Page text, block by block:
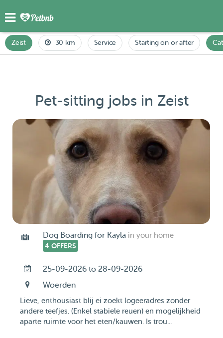
Zeist 30 km Service Starting on or after
Pet-sitting jobs in Zeist
Dog Boarding for Kayla in your home
4 OFFERS
25-09-2026 to 28-09-2026
Woerden
Lieve, enthousiast blij ei zoekt logeeradres zonder
andere teefjes. (Enkel stabiele reuen) en mogelijkheid
aparte ruimte voor het eten/kauwen. Is trou...